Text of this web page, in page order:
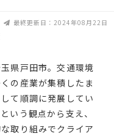
最終更新日：2024年08月22日
県戸田市。交通環境
の産業が集積したま
て順調に発展してい
いう観点から支え、
取り組みでクライア